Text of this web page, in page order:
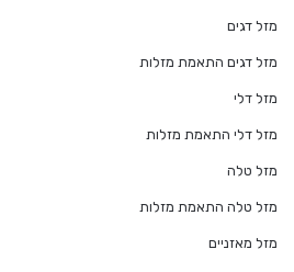
מזל דגים
מזל דגים התאמת מזלות
מזל דלי
מזל דלי התאמת מזלות
מזל טלה
מזל טלה התאמת מזלות
מזל מאזניים